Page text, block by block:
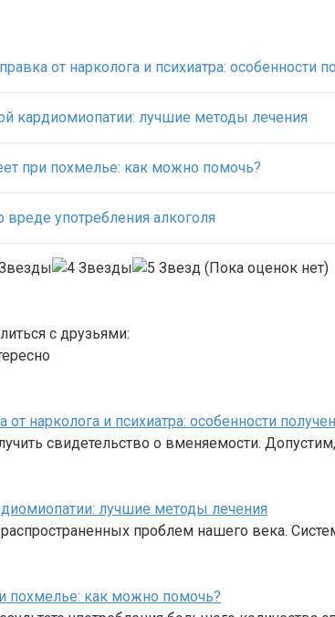
от нарколога и психиатра: особенности
кардиомиопатии: лучшие методы лечения
при похмелье: как можно помочь?
употребления алкоголя
(Пока оценок нет)
с друзьями:
от нарколога и психиатра: особенности
свидетельство о вменяемости.
лучшие методы лечения
проблем нашего века.
похмелье: как можно помочь?